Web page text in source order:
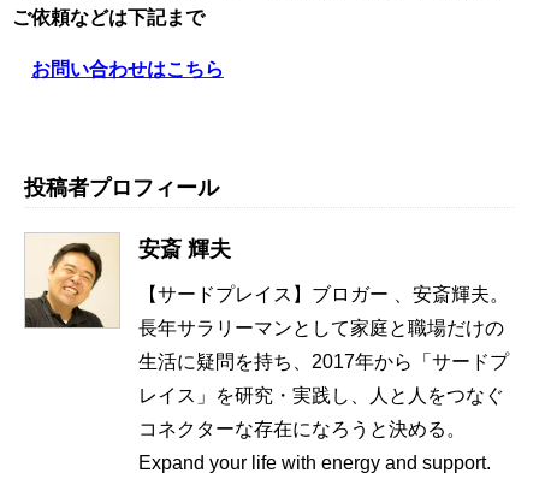
ご依頼などは下記まで
お問い合わせはこちら
投稿者プロフィール
安斎 輝夫
【サードプレイス】ブロガー 、安斎輝夫。
長年サラリーマンとして家庭と職場だけの
生活に疑問を持ち、2017年から「サードプ
レイス」を研究・実践し、人と人をつなぐ
コネクターな存在になろうと決める。
Expand your life with energy and support.